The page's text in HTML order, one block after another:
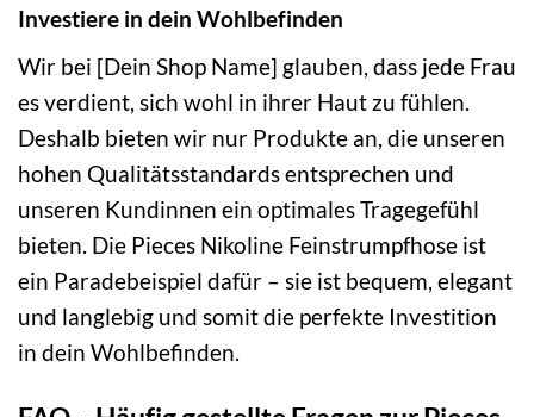
Investiere in dein Wohlbefinden
Wir bei [Dein Shop Name] glauben, dass jede Frau
es verdient, sich wohl in ihrer Haut zu fühlen.
Deshalb bieten wir nur Produkte an, die unseren
hohen Qualitätsstandards entsprechen und
unseren Kundinnen ein optimales Tragegefühl
bieten. Die Pieces Nikoline Feinstrumpfhose ist
ein Paradebeispiel dafür – sie ist bequem, elegant
und langlebig und somit die perfekte Investition
in dein Wohlbefinden.